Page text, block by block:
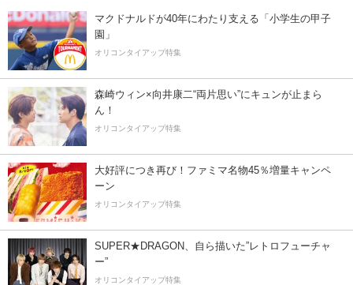
マクドナルドが40年にわたり支える「小学生の甲子
園」
オリコンタイアップ特集
森崎ウィン×向井康二“両片思い”にキュンが止まら
ん！
オリコンタイアップ特集
大好評につき再び！ファミマ名物45％増量キャンペ
ーン
オリコンタイアップ特集
SUPER★DRAGON、自ら描いた”レトロフューチャ
ー”
オリコンタイアップ特集